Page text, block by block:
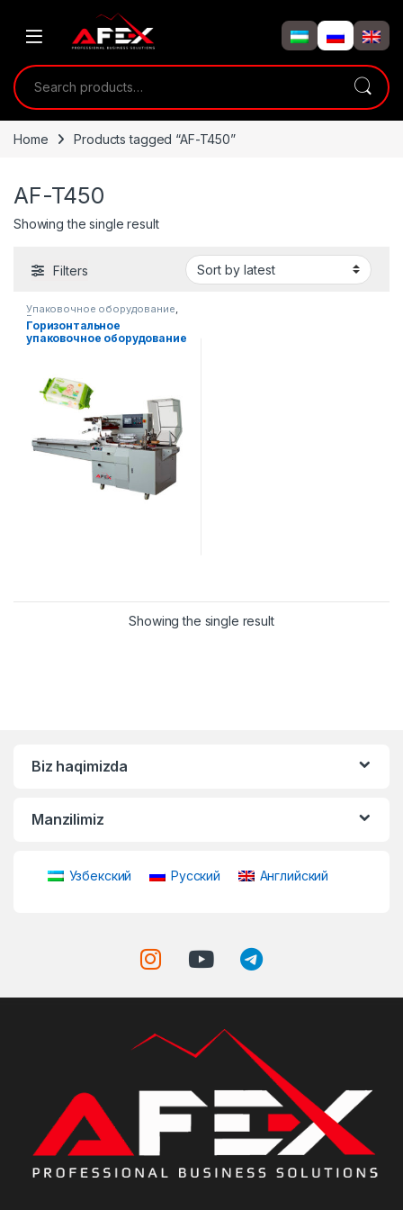
Search for:
Home Products tagged “AF-T450”
AF-T450
Showing the single result
Filters
Упаковочное оборудование,
Горизонтальная упаковка
Горизонтальное
упаковочное оборудование
Showing the single result
Biz haqimizda
Manzilimiz
Узбекский Русский Английский